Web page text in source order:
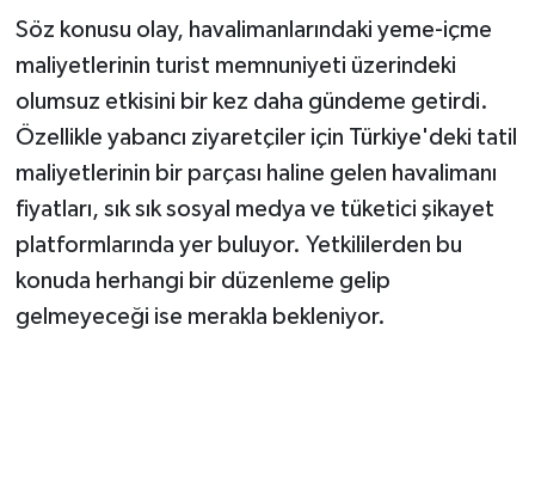
Söz konusu olay, havalimanlarındaki yeme-içme
maliyetlerinin turist memnuniyeti üzerindeki
olumsuz etkisini bir kez daha gündeme getirdi.
Özellikle yabancı ziyaretçiler için Türkiye'deki tatil
maliyetlerinin bir parçası haline gelen havalimanı
fiyatları, sık sık sosyal medya ve tüketici şikayet
platformlarında yer buluyor. Yetkililerden bu
konuda herhangi bir düzenleme gelip
gelmeyeceği ise merakla bekleniyor.